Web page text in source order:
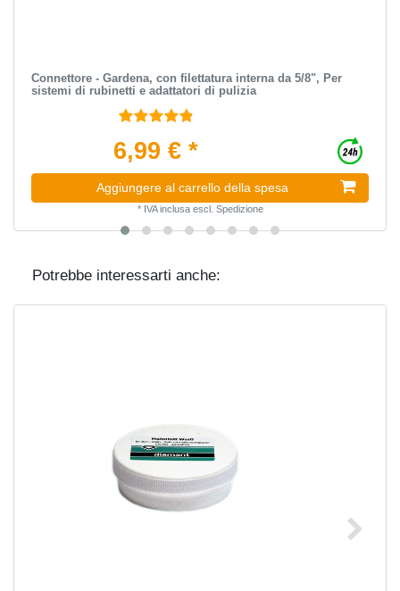
Connettore - Gardena, con filettatura interna da 5/8", Per
sistemi di rubinetti e adattatori di pulizia
6,99 € *
Aggiungere al carrello della spesa
* IVA inclusaescl. Spedizione
Potrebbe interessarti anche: